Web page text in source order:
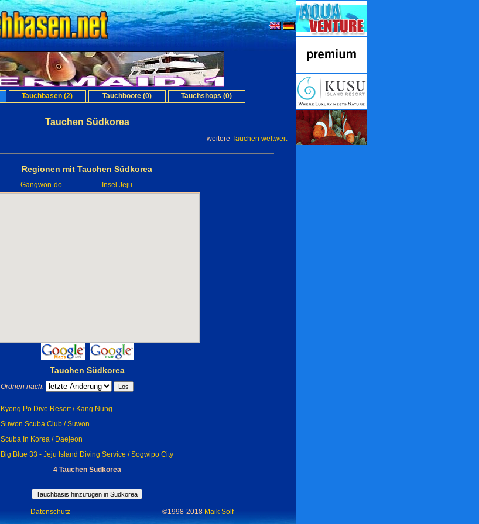
Tauchbasen (2) Tauchboote (0) Tauchshops (0)
Tauchen Südkorea
weitere Tauchen weltweit
Regionen mit Tauchen Südkorea
Gangwon-do Insel Jeju
Tauchen Südkorea
Ordnen nach:
Kyong Po Dive Resort / Kang Nung
Suwon Scuba Club / Suwon
Scuba In Korea / Daejeon
Big Blue 33 - Jeju Island Diving Service / Sogwipo City
4 Tauchen Südkorea
Datenschutz ©1998-2018 Maik Solf